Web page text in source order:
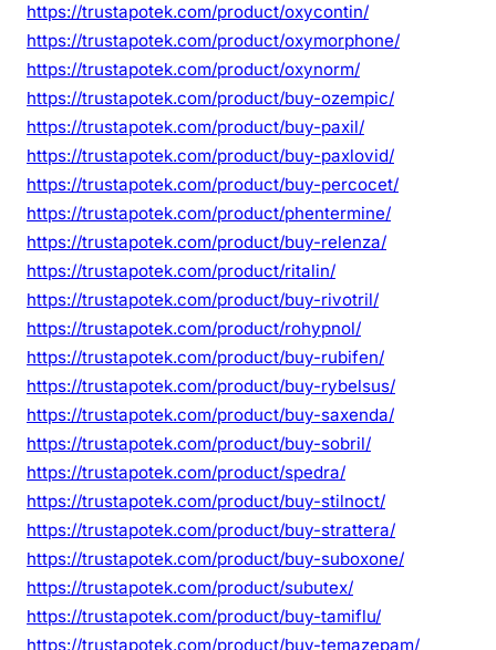
https://trustapotek.com/product/oxycontin/
https://trustapotek.com/product/oxymorphone/
https://trustapotek.com/product/oxynorm/
https://trustapotek.com/product/buy-ozempic/
https://trustapotek.com/product/buy-paxil/
https://trustapotek.com/product/buy-paxlovid/
https://trustapotek.com/product/buy-percocet/
https://trustapotek.com/product/phentermine/
https://trustapotek.com/product/buy-relenza/
https://trustapotek.com/product/ritalin/
https://trustapotek.com/product/buy-rivotril/
https://trustapotek.com/product/rohypnol/
https://trustapotek.com/product/buy-rubifen/
https://trustapotek.com/product/buy-rybelsus/
https://trustapotek.com/product/buy-saxenda/
https://trustapotek.com/product/buy-sobril/
https://trustapotek.com/product/spedra/
https://trustapotek.com/product/buy-stilnoct/
https://trustapotek.com/product/buy-strattera/
https://trustapotek.com/product/buy-suboxone/
https://trustapotek.com/product/subutex/
https://trustapotek.com/product/buy-tamiflu/
https://trustapotek.com/product/buy-temazepam/